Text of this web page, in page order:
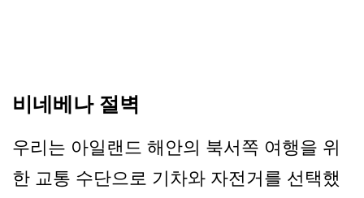
비네베나 절벽
우리는 아일랜드 해안의 북서쪽 여행을 위
한 교통 수단으로 기차와 자전거를 선택했